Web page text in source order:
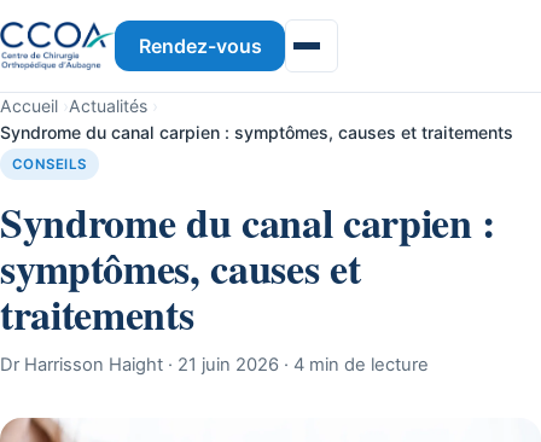
Rendez-vous
Accueil ›Actualités ›
Syndrome du canal carpien : symptômes, causes et traitements
CONSEILS
Syndrome du canal carpien :
symptômes, causes et
traitements
Dr Harrisson Haight · 21 juin 2026 · 4 min de lecture